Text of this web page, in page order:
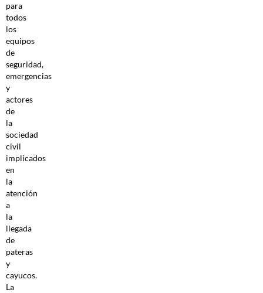
para
todos
los
equipos
de
seguridad,
emergencias
y
actores
de
la
sociedad
civil
implicados
en
la
atención
a
la
llegada
de
pateras
y
cayucos.
La